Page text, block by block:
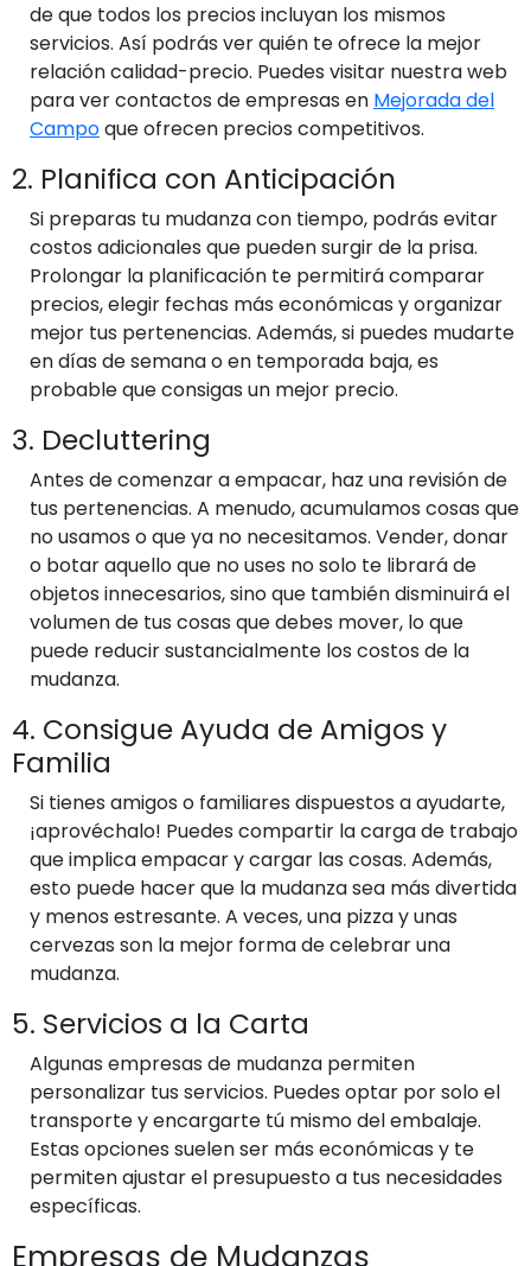
de que todos los precios incluyan los mismos
servicios. Así podrás ver quién te ofrece la mejor
relación calidad-precio. Puedes visitar nuestra web
para ver contactos de empresas en Mejorada del
Campoque ofrecen precios competitivos.
2. Planifica con Anticipación
Si preparas tu mudanza con tiempo, podrás evitar
costos adicionales que pueden surgir de la prisa.
Prolongar la planificación te permitirá comparar
precios, elegir fechas más económicas y organizar
mejor tus pertenencias. Además, si puedes mudarte
en días de semana o en temporada baja, es
probable que consigas un mejor precio.
3. Decluttering
Antes de comenzar a empacar, haz una revisión de
tus pertenencias. A menudo, acumulamos cosas que
no usamos o que ya no necesitamos. Vender, donar
o botar aquello que no uses no solo te librará de
objetos innecesarios, sino que también disminuirá el
volumen de tus cosas que debes mover, lo que
puede reducir sustancialmente los costos de la
mudanza.
4. Consigue Ayuda de Amigos y
Familia
Si tienes amigos o familiares dispuestos a ayudarte,
¡aprovéchalo! Puedes compartir la carga de trabajo
que implica empacar y cargar las cosas. Además,
esto puede hacer que la mudanza sea más divertida
y menos estresante. A veces, una pizza y unas
cervezas son la mejor forma de celebrar una
mudanza.
5. Servicios a la Carta
Algunas empresas de mudanza permiten
personalizar tus servicios. Puedes optar por solo el
transporte y encargarte tú mismo del embalaje.
Estas opciones suelen ser más económicas y te
permiten ajustar el presupuesto a tus necesidades
específicas.
Empresas de Mudanzas